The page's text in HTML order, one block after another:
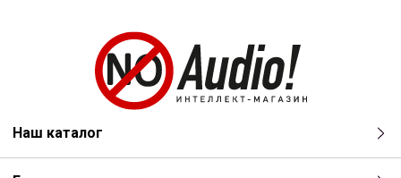
Наш каталог